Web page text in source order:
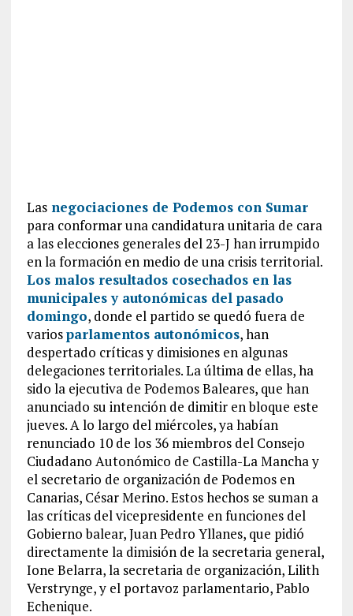
Lasnegociaciones de Podemos con Sumar
para conformar una candidatura unitaria de cara
a las elecciones generales del 23-J han irrumpido
en la formación en medio de una crisis territorial.
Los malos resultados cosechados en las
municipales y autonómicas del pasado
domingo, donde el partido se quedó fuera de
variosparlamentos autonómicos, han
despertado críticas y dimisiones en algunas
delegaciones territoriales. La última de ellas, ha
sido la ejecutiva de Podemos Baleares, que han
anunciado su intención de dimitir en bloque este
jueves. A lo largo del miércoles, ya habían
renunciado 10 de los 36 miembros del Consejo
Ciudadano Autonómico de Castilla-La Mancha y
el secretario de organización de Podemos en
Canarias, César Merino. Estos hechos se suman a
las críticas del vicepresidente en funciones del
Gobierno balear, Juan Pedro Yllanes, que pidió
directamente la dimisión de la secretaria general,
Ione Belarra, la secretaria de organización, Lilith
Verstrynge, y el portavoz parlamentario, Pablo
Echenique.